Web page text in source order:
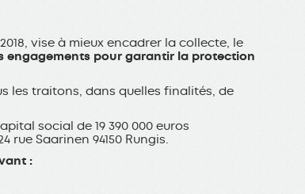
vise à mieux encadrer la collecte, le
engagements pour garantir la protection
les traitons, dans quelles finalités, de
social de 19 390 000 euros
Saarinen 94150 Rungis.
: